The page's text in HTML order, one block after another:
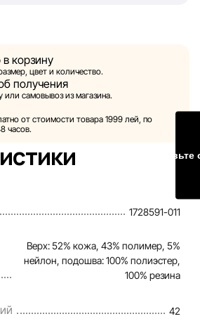
абсолютную точность всех
или сбоев. Мы также не отвечаем
информации на
ссылки на которые могут быть
сайте.
за собой право в одностороннем
уведомления вносить
являются смоделированными
предоставляется в
и кредитования могут быть
корзину
цвет и количество.
получения
или самовывоз из магазина.
от стоимости товара 1999 лей, по
часов.
1728591-011
Верх: 52% кожа, 43% полимер, 5%
нейлон, подошва: 100% полиэстер,
100% резина
42
Оставьте